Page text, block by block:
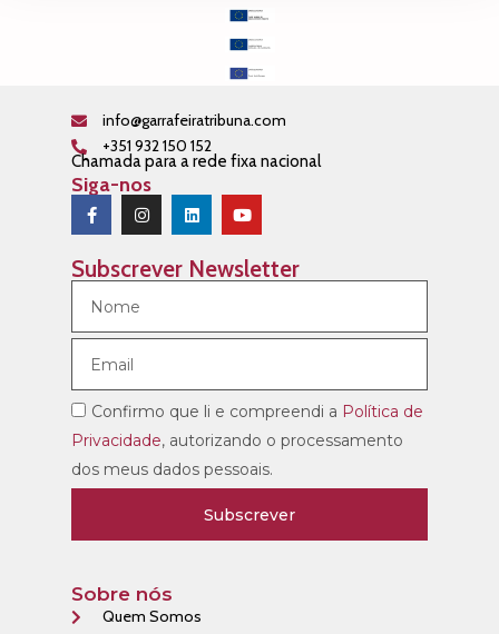
info@garrafeiratribuna.com
+351 932 150 152
Chamada para a rede fixa nacional
Siga-nos
Sobre nós
Quem Somos
Subscrever Newsletter
Confirmo que li e compreendi a Política de
Privacidade, autorizando o processamento
dos meus dados pessoais.
Subscrever